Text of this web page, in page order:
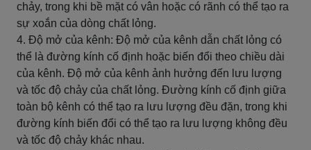
chảy, trong khi bề mặt có vân hoặc có rãnh có thể tạo ra
sự xoắn của dòng chất lỏng.
4. Độ mở của kênh: Độ mở của kênh dẫn chất lỏng có
thể là đường kính cố định hoặc biến đổi theo chiều dài
của kênh. Độ mở của kênh ảnh hưởng đến lưu lượng
và tốc độ chảy của chất lỏng. Đường kính cố định giữa
toàn bộ kênh có thể tạo ra lưu lượng đều đặn, trong khi
đường kính biến đổi có thể tạo ra lưu lượng không đều
và tốc độ chảy khác nhau.